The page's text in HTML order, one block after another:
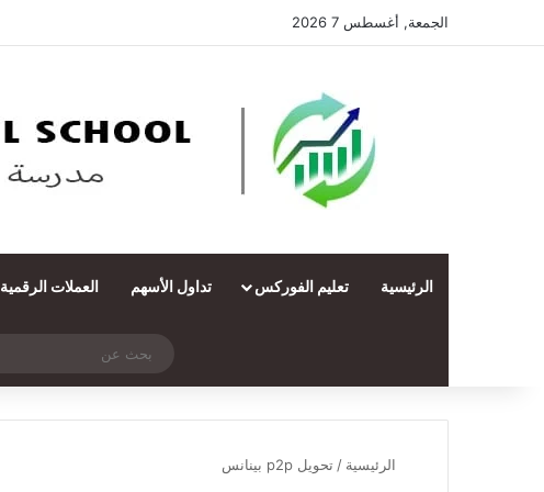
الجمعة, أغسطس 7 2026
الرئيسية تعليم الفوركس تداول الأسهم العملات الرقمية
تسجيل الدخول
مقال عشوائي
الرئيسية / تحويل p2p بينانس